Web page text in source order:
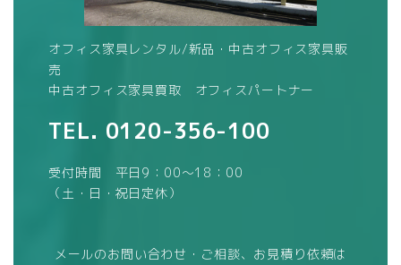
オフィス家具レンタル/新品・中古オフィス家具販
売
中古オフィス家具買取 オフィスパートナー
TEL. 0120-356-100
受付時間 平日9：00～18：00
（土・日・祝日定休）
メールのお問い合わせ・ご相談、お見積り依頼は